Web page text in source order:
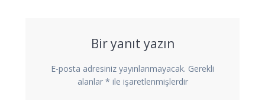
Bir yanıt yazın
E-posta adresiniz yayınlanmayacak. Gerekli
alanlar * ile işaretlenmişlerdir